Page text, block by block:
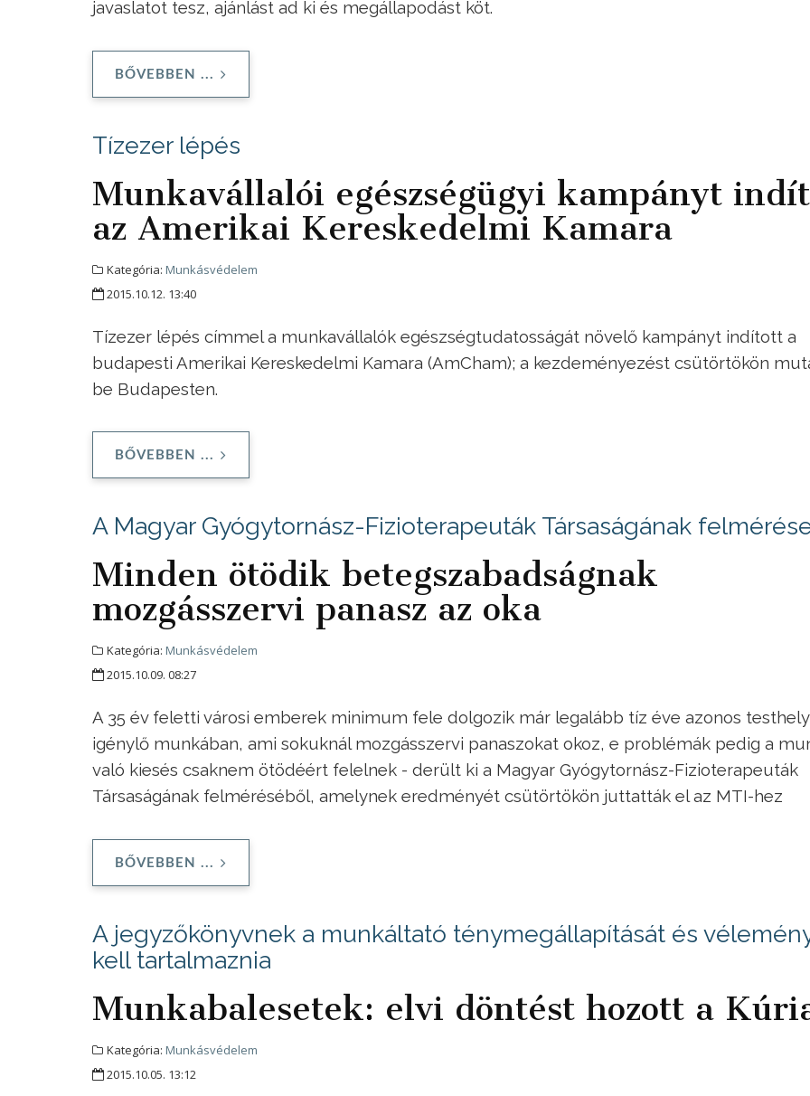
javaslatot tesz, ajánlást ad ki és megállapodást köt.
BŐVEBBEN ...
Tízezer lépés
Munkavállalói egészségügyi kampányt
az Amerikai Kereskedelmi Kamara
Kategória: Munkásvédelem
2015.10.12. 13:40
Tízezer lépés címmel a munkavállalók egészségtudatosságát növelő kampányt indított a
budapesti Amerikai Kereskedelmi Kamara (AmCham); a kezdeményezést csütörtökön
be Budapesten.
BŐVEBBEN ...
A Magyar Gyógytornász-Fizioterapeuták Társaságának
Minden ötödik betegszabadságnak
mozgásszervi panasz az oka
Kategória: Munkásvédelem
2015.10.09. 08:27
A 35 év feletti városi emberek minimum fele dolgozik már legalább tíz éve azonos
igénylő munkában, ami sokuknál mozgásszervi panaszokat okoz, e problémák pedig a
való kiesés csaknem ötödéért felelnek - derült ki a Magyar Gyógytornász-Fizioterapeuták
Társaságának felméréséből, amelynek eredményét csütörtökön juttatták el az MTI-hez
BŐVEBBEN ...
A jegyzőkönyvnek a munkáltató ténymegállapítását és
kell tartalmaznia
Munkabalesetek: elvi döntést hozott a
Kategória: Munkásvédelem
2015.10.05. 13:12